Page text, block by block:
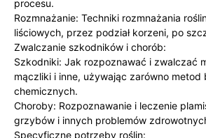
procesu.
Rozmnażanie: Techniki rozmnażania
liściowych, przez podział korzeni, po
Zwalczanie szkodników i chorób:
Szkodniki: Jak rozpoznawać i zwalczać
mączliki i inne, używając zarówno metod
chemicznych.
Choroby: Rozpoznawanie i leczenie
grzybów i innych problemów
Specyficzne potrzeby roślin: